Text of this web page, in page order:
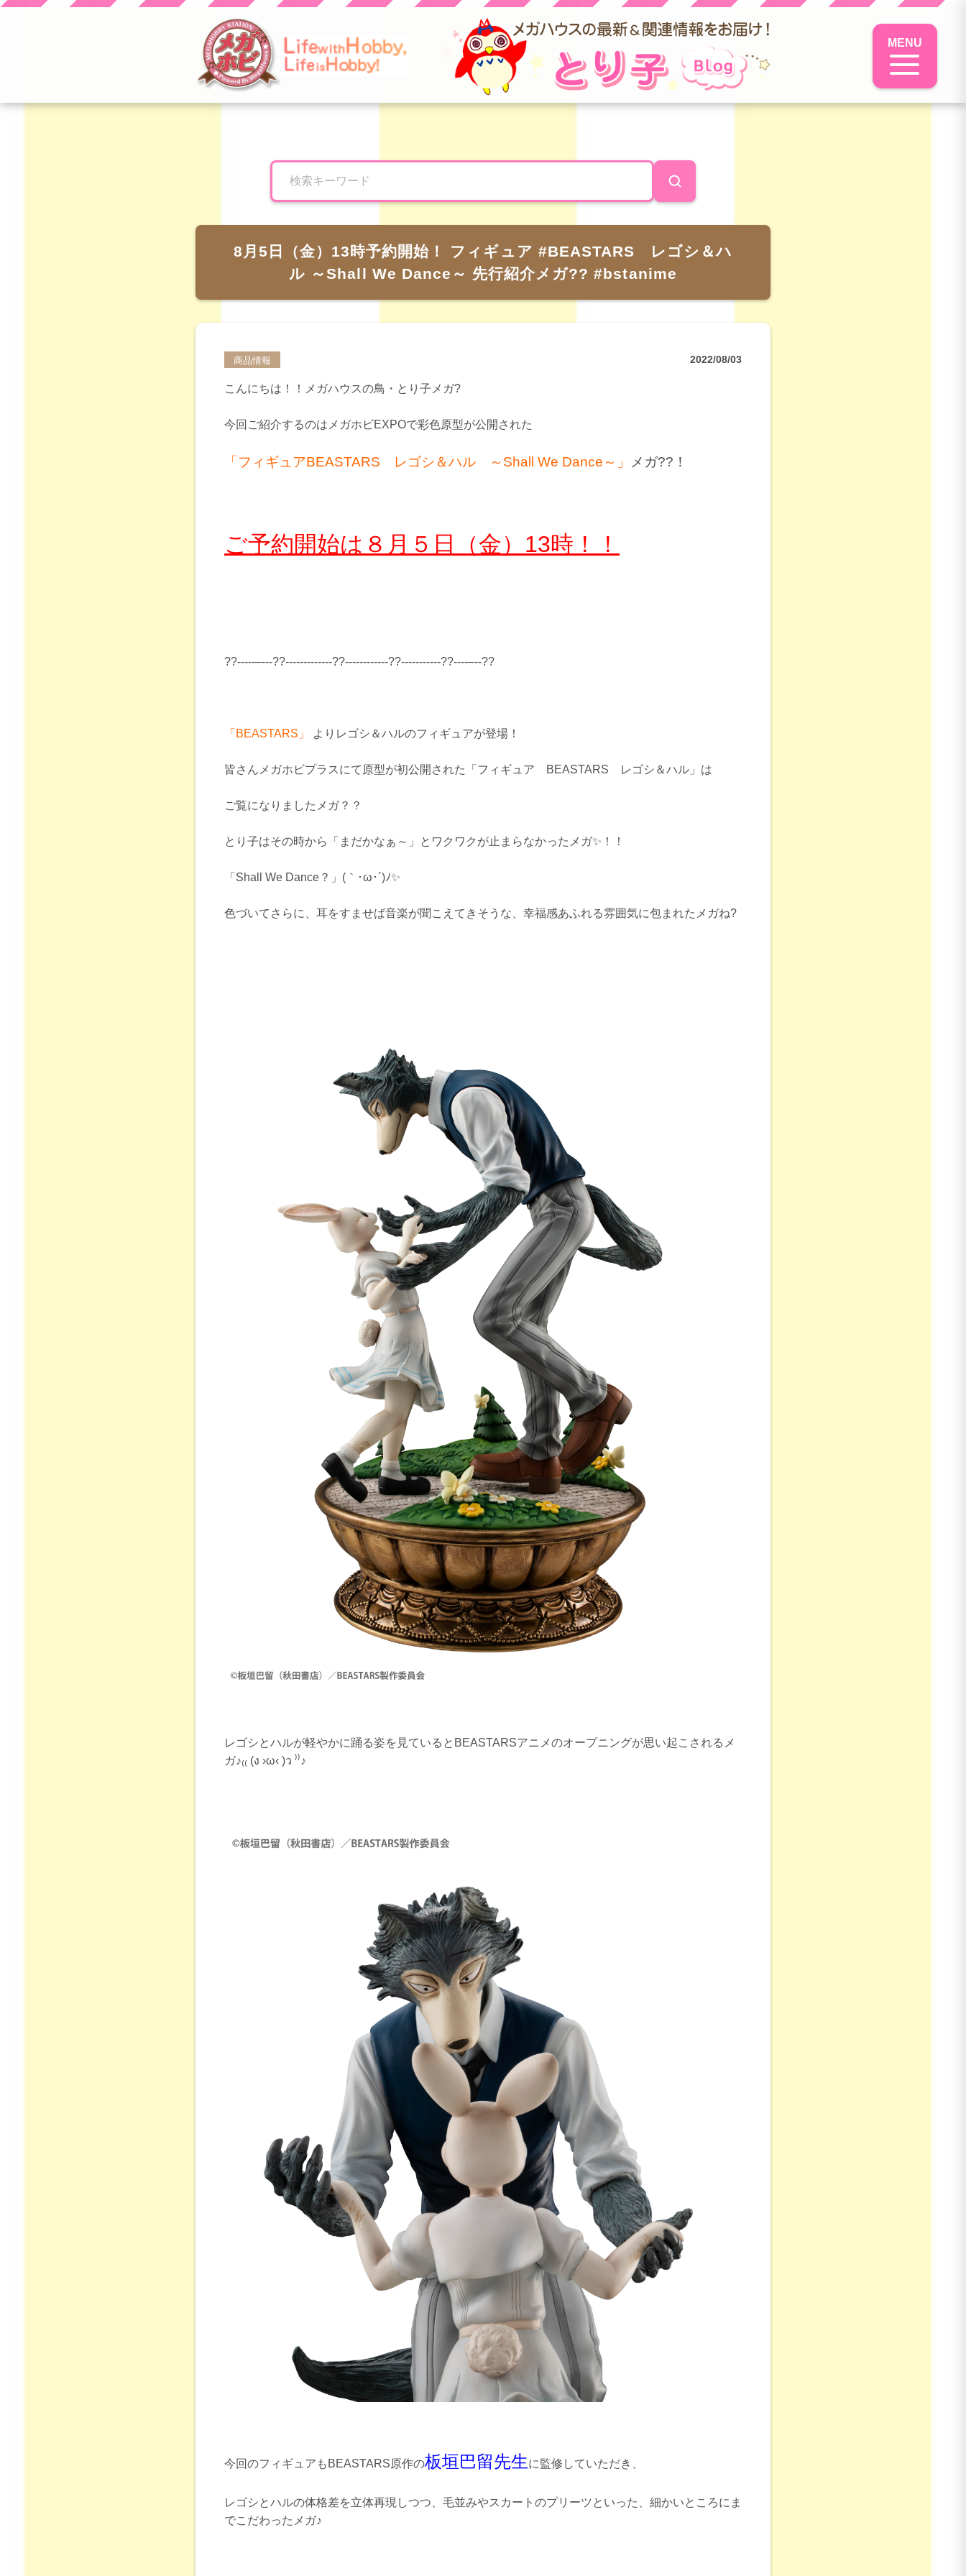
とり子ブログへよう
こそ！
8月5日（金）13時予約開始！ フィギュア #BEASTARS レゴシ＆ハ
ル ～Shall We Dance～ 先行紹介メガ?? #bstanime
商品情報 2022/08/03
こんにちは！！メガハウスの鳥・とり子メガ?
今回ご紹介するのはメガホビEXPOで彩色原型が公開された
「フィギュアBEASTARS レゴシ＆ハル ～Shall We Dance～」 メガ??！
ご予約開始は８月５日（金）13時！！
??‐‐‐‐‐–‐‐‐??‐‐‐‐‐‐‐‐‐‐‐‐‐??‐‐‐‐‐‐‐‐‐‐‐‐??‐‐‐‐‐‐‐‐‐‐‐??‐‐‐‐–‐‐??
「BEASTARS」 よりレゴシ＆ハルのフィギュアが登場！
皆さんメガホビプラスにて原型が初公開された「フィギュア BEASTARS レゴシ＆ハル」は
ご覧になりましたメガ？？
とり子はその時から「まだかなぁ～」とワクワクが止まらなかったメガ✨！！
「Shall We Dance？」 (｀･ω･´)ﾉ✨
色づいてさらに、耳をすませば音楽が聞こえてきそうな、幸福感あふれる雰囲気に包まれたメガね?
レゴシとハルが軽やかに踊る姿を見ているとBEASTARSアニメのオープニングが思い起こされるメ
ガ♪₍₍ (ง ›ω‹ )ว ⁾⁾♪
今回のフィギュアもBEASTARS原作の板垣巴留先生に監修していただき、
レゴシとハルの体格差を立体再現しつつ、毛並みやスカートのプリーツといった、細かいところにま
でこだわったメガ♪
MENU